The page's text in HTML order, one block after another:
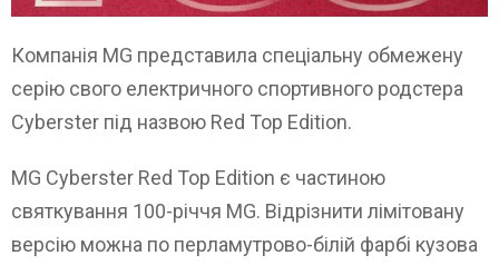
Компанія MG представила спеціальну обмежену
серію свого електричного спортивного родстера
Cyberster під назвою Red Top Edition.
MG Cyberster Red Top Edition є частиною
святкування 100-річчя MG. Відрізнити лімітовану
версію можна по перламутрово-білій фарбі кузова